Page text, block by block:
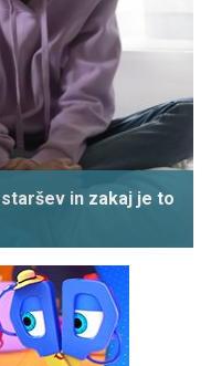
in zakaj je to